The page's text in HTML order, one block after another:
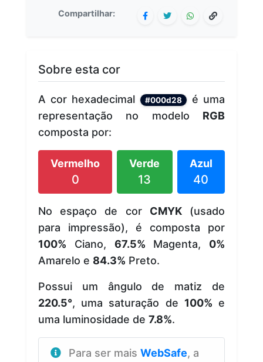
Compartilhar:
Sobre esta cor
A cor hexadecimal #000d28
é uma
representação no modelo RGB
composta por:
Vermelho
0
Verde
13
Azul
40
No espaço de cor CMYK(usado
para impressão), é composta por
100% Ciano, 67.5% Magenta, 0%
Amarelo e 84.3% Preto.
Possui um ângulo de matiz de
220.5°, uma saturação de 100% e
uma luminosidade de 7.8%.
Para ser mais WebSafe, a